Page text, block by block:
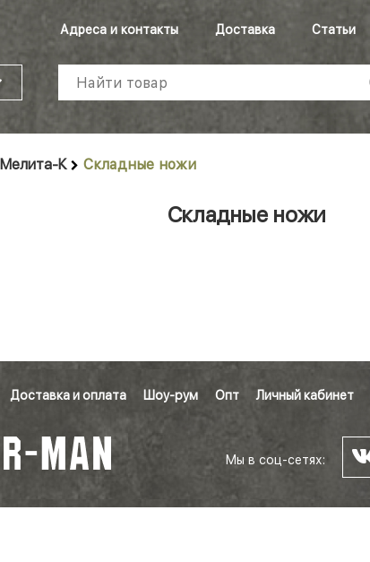
Адреса и контакты Доставка Статьи
Мелита-К Складные ножи
Складные ножи
Доставка и оплата Шоу-рум Опт Личный кабинет
Мы в соц-сетях: